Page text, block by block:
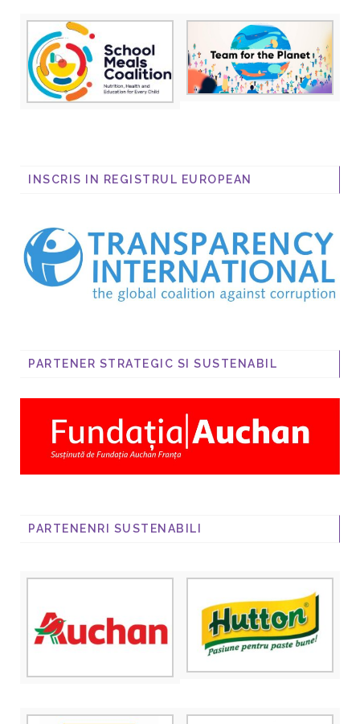
INSCRIS IN REGISTRUL EUROPEAN
PARTENER STRATEGIC SI SUSTENABIL
PARTENENRI SUSTENABILI